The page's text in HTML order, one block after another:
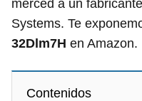
merced a un
Systems. Te
32Dlm7H en Amazon.
Contenidos